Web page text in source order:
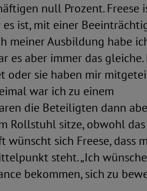
null Prozent. Freese
ist, mit einer
meiner Ausbildung habe
es aber immer das
sie haben mir
war ich zu einem
die Beteiligten dann
Rollstuhl sitze, obwohl
wünscht sich Freese, dass
steht. „Ich
bekommen, sich zu